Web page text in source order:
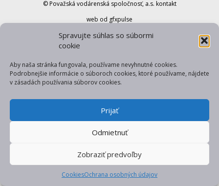
Spravujte súhlas so súbormi
cookie
Aby naša stránka fungovala, používame nevyhnutné cookies.
Podrobnejšie informácie o súboroch cookies, ktoré používame, nájdete
v zásadách používania súborov cookies.
Prijať
Odmietnuť
Zobraziť predvoľby
CookiesOchrana osobných údajov
© Považská vodárenská spoločnosť, a.s. kontakt
web od gfxpulse